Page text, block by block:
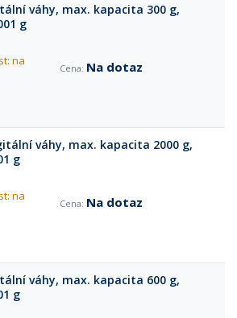
váhy, max. kapacita 300 g,
g
na
Na dotaz
váhy, max. kapacita 2000 g,
g
na
Na dotaz
váhy, max. kapacita 600 g,
g